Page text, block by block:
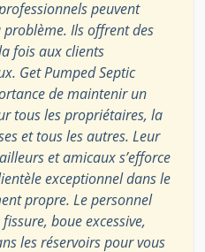
peuvent
Ils offrent des
fois aux clients
Get Pumped Septic
de maintenir un
tous les propriétaires, la
et tous les autres. Leur
et amicaux s’efforce
exceptionnel dans le
propre. Le personnel
boue excessive,
les réservoirs pour vous